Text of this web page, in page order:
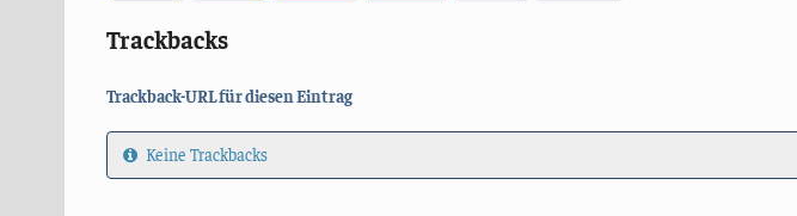
Trackbacks
Trackback-URL für diesen Eintrag
Keine Trackbacks